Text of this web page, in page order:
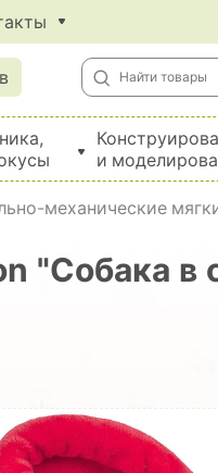
и
механические
"Собака в